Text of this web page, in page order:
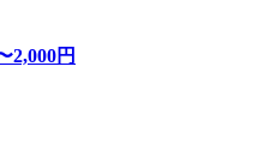
2,000円